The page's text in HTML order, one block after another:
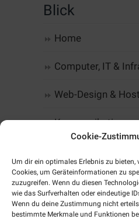
Cookie-
Um dir ein optimales Erlebnis zu bieten,
Cookies, um Geräteinformationen zu
zuzugreifen. Wenn du diesen
wie das Surfverhalten oder eindeutige
Wenn du deine Zustimmung nicht
bestimmte Merkmale und Funktionen
Blick
Home
Computer, IT &
Web-Design &
Kommunikation
Alarm &
Unternehmen